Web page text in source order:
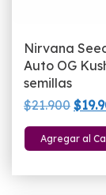
Nirvana
Auto OG
semillas
$21.900 El
$
Agregar al